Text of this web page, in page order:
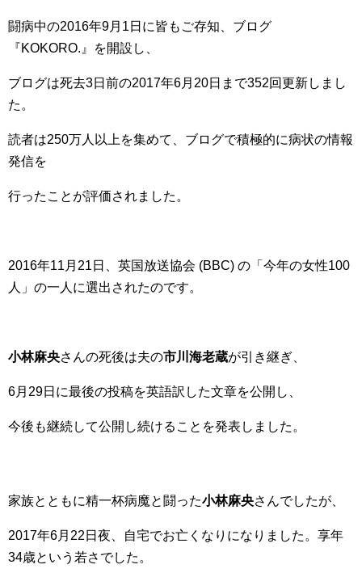
闘病中の2016年9月1日に皆もご存知、ブログ
『KOKORO.』を開設し、
ブログは死去3日前の2017年6月20日まで352回更新しまし
た。
読者は250万人以上を集めて、ブログで積極的に病状の情報
発信を
行ったことが評価されました。
2016年11月21日、英国放送協会 (BBC) の「今年の女性100
人」の一人に選出されたのです。
小林麻央さんの死後は夫の市川海老蔵が引き継ぎ、
6月29日に最後の投稿を英語訳した文章を公開し、
今後も継続して公開し続けることを発表しました。
家族とともに精一杯病魔と闘った小林麻央さんでしたが、
2017年6月22日夜、自宅でお亡くなりになりました。享年
34歳という若さでした。